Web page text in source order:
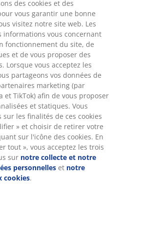
de prix sur tous les articles
flexibles
facile
lot de deux, tressé en kubu
un aspect rustique et texturé.
avec une doublure en
y placer les plantes.Ø41/30 x
des cookies et des identifiants
une bonne expérience
site web. Les cookies collectent
concernant afin de garantir le bon
de générer des statistiques et de
pertinentes. Lorsque vous
nous partageons vos
avec nos partenaires marketing
et TikTok) afin de vous
personnalisées et statiques.
plus sur les finalités de ces
« Modifier » et choisir de retirer
cliquant sur l'icône des cookies.
tout », vous acceptez les trois
surnotre collecte et notre
personnelles